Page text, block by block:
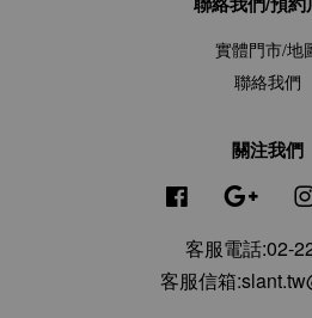
實體門市/地
聯絡我們
關注我們
Facebook
客服電話:02-
客服信箱